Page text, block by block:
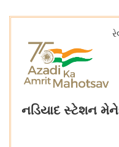
નડિયાદ સ્ટેશન